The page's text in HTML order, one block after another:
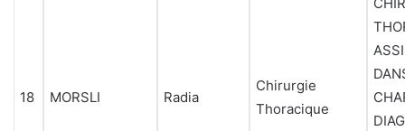
18 MORSLI Radia
Chirurgie
Thoracique